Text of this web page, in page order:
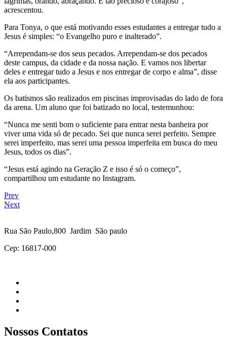
acrescentou.
Para Tonya, o que está motivando esses estudantes a entregar tudo a
Jesus é simples: “o Evangelho puro e inalterado”.
“Arrependam-se dos seus pecados. Arrependam-se dos pecados
deste campus, da cidade e da nossa nação. E vamos nos libertar
deles e entregar tudo a Jesus e nos entregar de corpo e alma”, disse
ela aos participantes.
Os batismos são realizados em piscinas improvisadas do lado de fora
da arena. Um aluno que foi batizado no local, testemunhou:
“Nunca me senti bom o suficiente para entrar nesta banheira por
viver uma vida só de pecado. Sei que nunca serei perfeito. Sempre
serei imperfeito, mas serei uma pessoa imperfeita em busca do meu
Jesus, todos os dias”.
“Jesus está agindo na Geração Z e isso é só o começo”,
compartilhou um estudante no Instagram.
Prev
Next
Rua São Paulo,800 Jardim São paulo
Cep: 16817-000
Nossos Contatos